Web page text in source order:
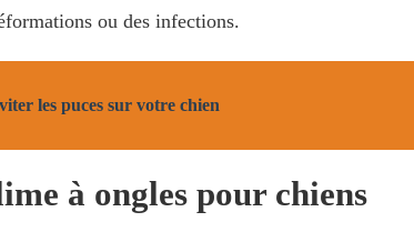
ou des infections.
les puces sur votre chien
à ongles pour chiens